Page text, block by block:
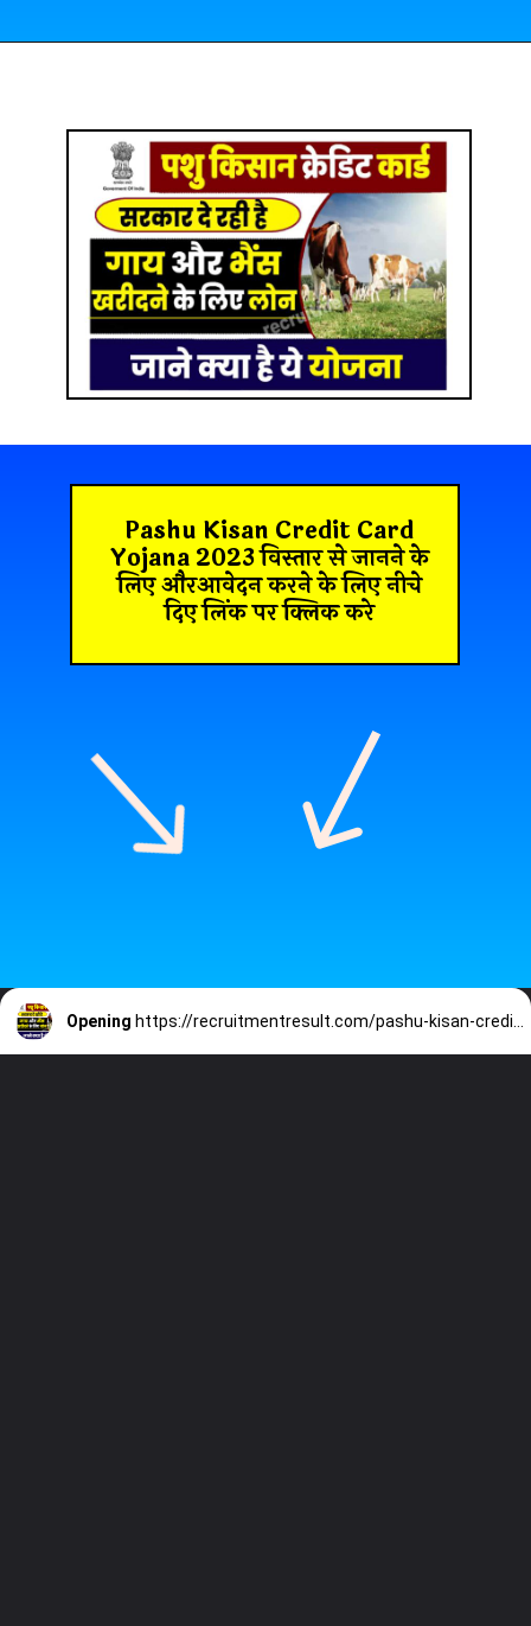
Pashu Kisan Credit Card
Yojana 2023 विस्तार से जानने के
लिए औरआवेदन करने के लिए नीचे
दिए लिंक पर क्लिक करे
Opening https://recruitmentresult.com/pashu-kisan-credit-card-yojana-2023-details/